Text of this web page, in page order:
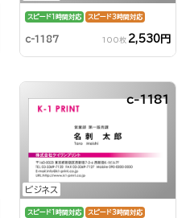
スピード1時間対応 スピード3時間対応
c-1187 100枚 2,530円
ビジネス
c-1181
スピード1時間対応 スピード3時間対応